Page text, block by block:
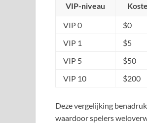
VIP-niveau
VIP 0 $0
VIP 1
$5
VIP 5
$50
VIP 10
$200
Deze vergelijking
waardoor spelers